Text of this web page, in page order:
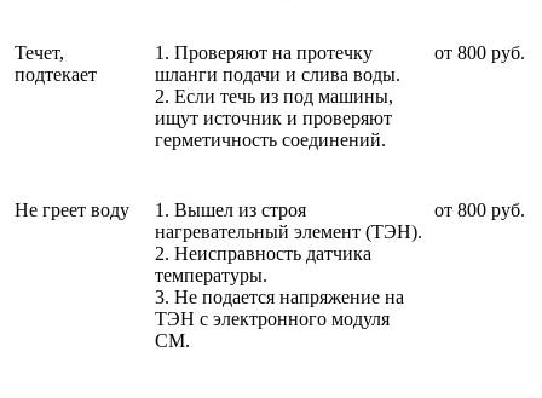
Течет,
подтекает
1. Проверяют на протечку
шланги подачи и слива воды.
2. Если течь из под машины,
ищут источник и проверяют
герметичность соединений.
от 800 руб.
Не греет воду
1. Вышел из строя
нагревательный элемент (ТЭН).
2. Неисправность датчика
температуры.
3. Не подается напряжение на
ТЭН с электронного модуля
СМ.
от 800 руб.